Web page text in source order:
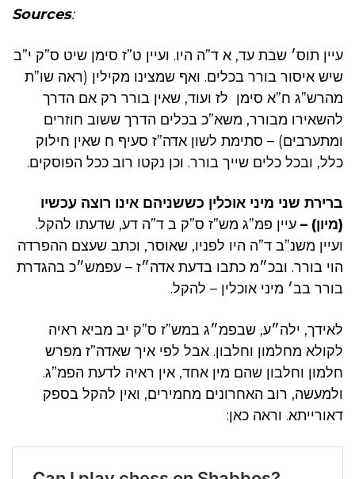
Sources:
עיין תוס׳ שבת עד, א ד”ה היו. ועיין ט”ז סימן שיט ס”ק י”ב
שיש איסור בורר בכלים. ואף שמצינו מקילין (ראה שו”ת
מהרש”ג ח”א סימן לז ועוד, שאין בורר רק אם הדרך
להשאירו מבורר, משא”כ בכלים הדרך ששוב חוזרים
ומתערבים) – סתימת לשון אדה”ז סעיף ח שאין חילוק
כלל, ובכל כלים שייך בורר. וכן נקטו רוב ככל הפוסקים.
ברירת שני מיני אוכלין כששניהם אינו רוצה עכשיו
(מיון) – עיין פמ”ג מש”ז ס”ק ב ד”ה דע, שדעתו להקל.
ועיין משנ”ב ד”ה היו לפניו, שאוסר, וכתב שעצם ההפרדה
הוי בורר. ובכ״מ כתבו בדעת אדה״ז – עפמש״כ בהגדרת
בורר בב׳ מיני אוכלין – להקל.
לאידך, ילה״ע, שבפמ״ג במש”ז ס”ק יב מביא ראיה
לקולא מחלמון וחלבון. אבל לפי איך שאדה”ז מפרש
חלמון וחלבון שהם מין אחד, אין ראיה לדעת הפמ”ג.
ולמעשה, רוב האחרונים מחמירים, ואין להקל בספק
דאורייתא. וראה כאן: